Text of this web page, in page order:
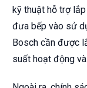
kỹ thuật hỗ trợ
đưa bếp vào sử
Bosch cần được
suất hoạt động